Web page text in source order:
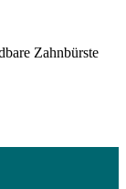
Zahnbürste